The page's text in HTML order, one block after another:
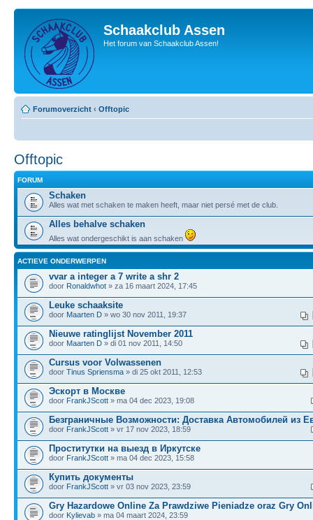
Schaakclub Assen
Het forum van Schaakclub Assen!
Forumoverzicht ‹ Offtopic
Offtopic
FORUM
Schaken
Alles wat met schaken te maken heeft, maar niet persé met de club.
Alles behalve schaken
Alles wat ondergeschikt is aan schaken
ACTIEVE ONDERWERPEN
vvar a integer a 7 write a shr 2
door Ronaldwhot » za 16 maart 2024, 17:45
Leuke schaaksite
door Maarten D » wo 30 nov 2011, 19:37
Nieuwe ratinglijst November 2011
door Maarten D » di 01 nov 2011, 14:50
Cursus voor Volwassenen
door Tinus Spriensma » di 25 okt 2011, 12:53
Эскорт в Москве
door FrankJScott » ma 04 dec 2023, 19:08
Безграничные Возможности: Доставка Автомобилей из
door FrankJScott » vr 17 nov 2023, 18:59
Проститутки на выезд в Иркутске
door FrankJScott » ma 04 dec 2023, 15:58
Купить документы
door FrankJScott » vr 03 nov 2023, 23:59
Gry Hazardowe Online Za Prawdziwe Pieniadze oraz Gry
door Kylievab » ma 04 maart 2024, 23:59